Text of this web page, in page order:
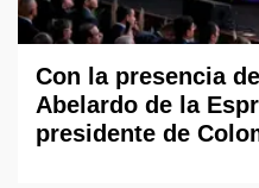
Con la presencia
Abelardo de la
presidente de